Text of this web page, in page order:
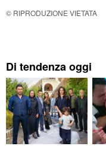
© RIPRODUZIONE VIETATA
Di tendenza oggi